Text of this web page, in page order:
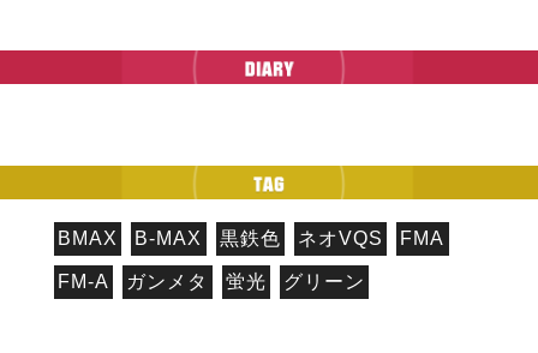
BMAX B-MAX 黒鉄色 ネオVQS FMA
FM-A ガンメタ 蛍光 グリーン